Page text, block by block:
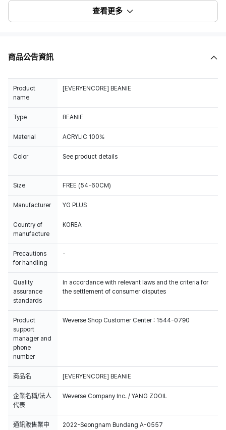
查看更多
商品公告資訊
Product
name
[EVERYENCORE] BEANIE
Type BEANIE
Material ACRYLIC 100%
Color See product details
Size FREE (54-60CM)
Manufacturer YG PLUS
Country of
manufacture
KOREA
Precautions
for handling
-
Quality
assurance
standards
In accordance with relevant laws and the criteria for
the settlement of consumer disputes
Product
support
manager and
phone
number
Weverse Shop Customer Center : 1544-0790
商品名 [EVERYENCORE] BEANIE
企業名稱/法人
代表
Weverse Company Inc. / YANG ZOOIL
通訊販售業申
2022-Seongnam Bundang A-0557